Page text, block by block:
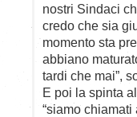
nostri Sindaci
credo che sia
momento sta
abbiano
tardi che mai”,
E poi la spinta
“siamo